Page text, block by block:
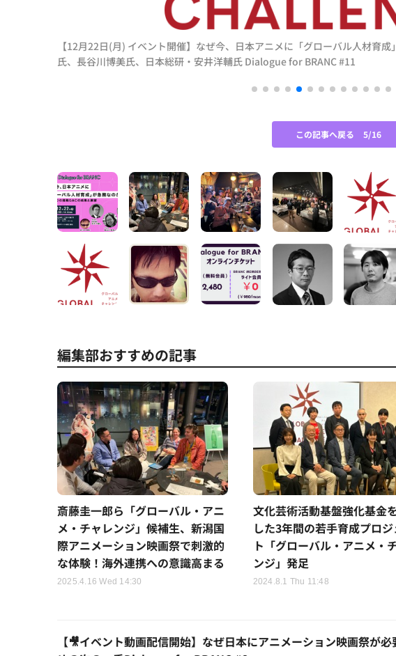
【12月22日(月) イベント開催】なぜ今、日本アニメに「グローバル人材育
氏、長谷川博美氏、日本総研・安井洋輔氏 Dialogue for BRANC #11
この記事へ戻る 5/16
編集部おすすめの記事
斎藤圭一郎ら「グローバル・アニ
メ・チャレンジ」候補生、新潟国
際アニメーション映画祭で刺激的
な体験！海外連携への意識高まる
2025.4.16 Wed 14:30
文化芸術活動基盤強化基金
した3年間の若手育成プロ
ト「グローバル・アニメ・
ンジ」発足
2024.8.1 Thu 11:48
【🎥イベント動画配信開始】なぜ日本にアニメーション映画祭が